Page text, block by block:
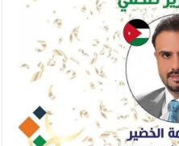
تعديل قانون الملكية العقارية
ويؤكد حرص مجلس النواب
مع الإعلام
إلى مراجعة منصة خدمة